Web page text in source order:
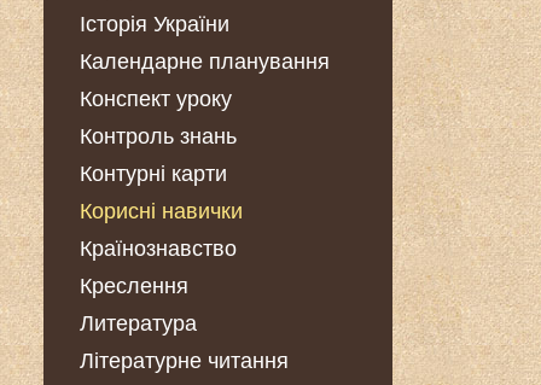
Історія України
Календарне планування
Конспект уроку
Контроль знань
Контурні карти
Корисні навички
Країнознавство
Креслення
Литература
Літературне читання